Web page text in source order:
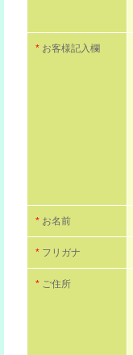
*お客様記入欄
*お名前
*フリガナ
*ご住所